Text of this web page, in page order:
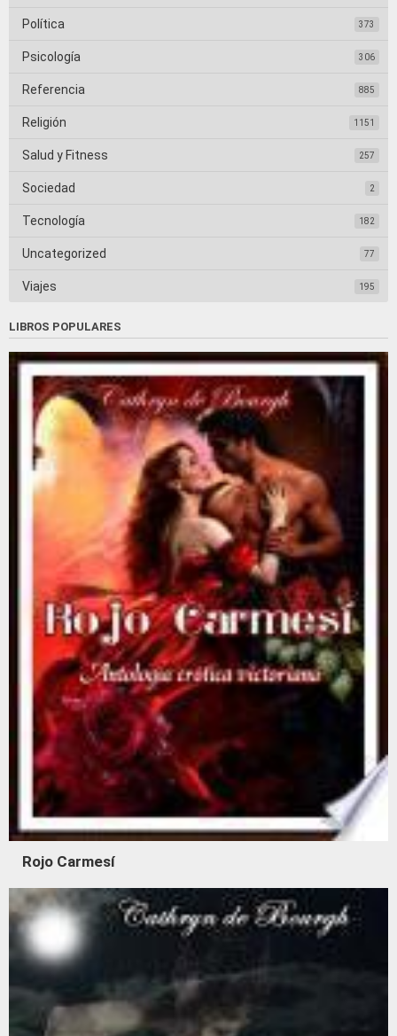
Política 373
Psicología 306
Referencia 885
Religión 1151
Salud y Fitness 257
Sociedad 2
Tecnología 182
Uncategorized 77
Viajes 195
LIBROS POPULARES
Rojo Carmesí